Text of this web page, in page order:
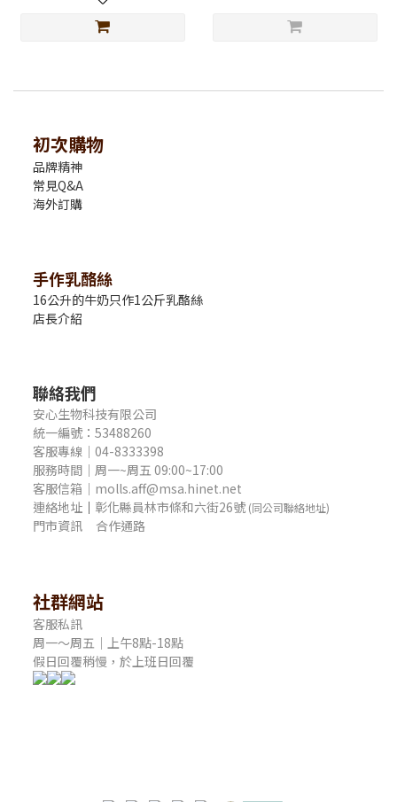
初次購物
品牌精神
常見Q&A
海外訂購
手作乳酪絲
16公升的牛奶只作1公斤乳酪絲
店長介紹
聯絡我們
安心生物科技有限公司
統一編號：53488260
客服專線｜04-8333398
服務時間｜周一~周五 09:00~17:00
客服信箱｜molls.aff@msa.hinet.net
連絡地址 ｜ 彰化縣員林市條和六街26號 (同公司聯絡地址)
門市資訊 合作通路
社群網站
客服私訊
周一～周五｜上午8點-18點
假日回覆稍慢，於上班日回覆